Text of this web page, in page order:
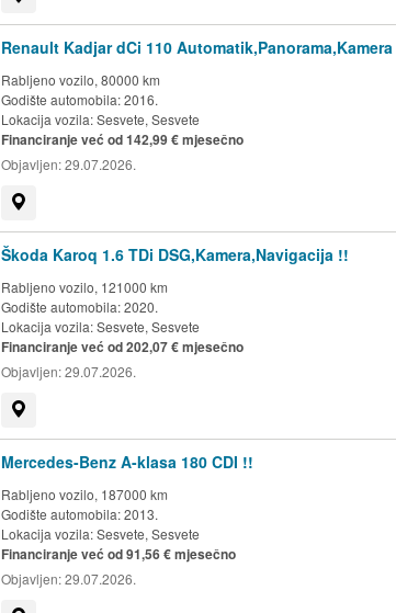
Renault Kadjar dCi 110
Rabljeno vozilo, 80000 km
Godište automobila: 2016.
Lokacija vozila:Sesvete, Sesvete
Financiranje već od 142,99 € mjesečno
Objavljen:29.07.2026.
Škoda Karoq 1.6 TDi DSG,Kamera,Navigacija !!
Rabljeno vozilo, 121000 km
Godište automobila: 2020.
Lokacija vozila:Sesvete, Sesvete
Financiranje već od 202,07 € mjesečno
Objavljen:29.07.2026.
Mercedes-Benz A-klasa 180 CDI !!
Rabljeno vozilo, 187000 km
Godište automobila: 2013.
Lokacija vozila:Sesvete, Sesvete
Financiranje već od 91,56 € mjesečno
Objavljen:29.07.2026.